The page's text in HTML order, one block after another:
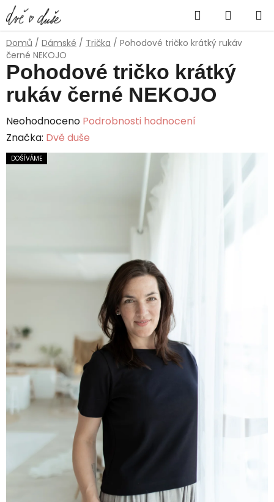
Přejít
na
obsah
Hledat
KOŠÍK
Domů / Dámské / Trička / Pohodové tričko krátký rukáv
černé NEKOJO
Pohodové tričko krátký
rukáv černé NEKOJO
Průměrné
hodnocení
produktu
Neohodnoceno Podrobnosti hodnocení
Značka: Dvě duše
DOŠÍVÁME